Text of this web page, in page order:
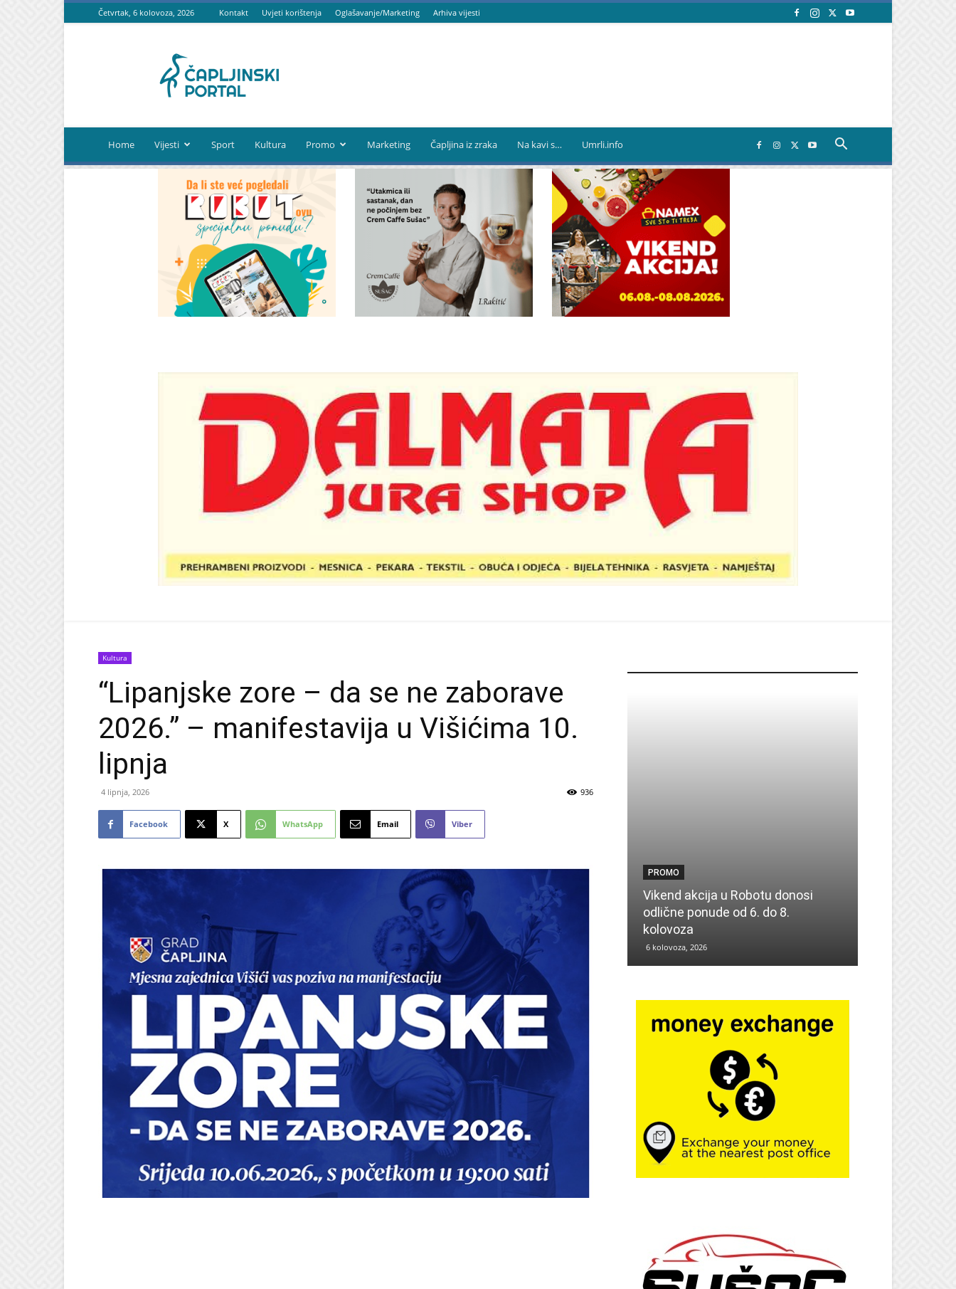
Četvrtak, 6 kolovoza, 2026 Kontakt Uvjeti korištenja Oglašavanje/Marketing Arhiva vijesti
portal
Home Vijesti Sport Kultura Promo Marketing Čapljina iz zraka Na kavi s… Umrli.info
Kultura
“Lipanjske zore – da se ne zaborave
2026.” – manifestavija u Višićima 10.
lipnja
4 lipnja, 2026 936
Facebook X WhatsApp Email Viber
PROMO
Dan odličnih akcijskih popusta –
Sretna Osmica u trgovinama
Mališić Home&Decor
6 kolovoza, 2026
PROMO
Vikend akcija u Robotu donosi
odlične ponude od 6. do 8.
kolovoza
6 kolovoza, 2026